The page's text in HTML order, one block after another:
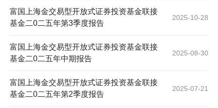
富国上海金交易型开放式证券投资基金联接
基金二0二五年第3季度报告
2025-10-28
富国上海金交易型开放式证券投资基金联接
基金二0二五年中期报告
2025-08-30
富国上海金交易型开放式证券投资基金联接
基金二0二五年第2季度报告
2025-07-21